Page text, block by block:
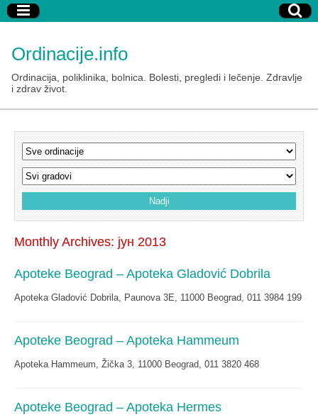
Ordinacije.info
Ordinacija, poliklinika, bolnica. Bolesti, pregledi i lečenje. Zdravlje
i zdrav život.
Monthly Archives: јун 2013
Apoteke Beograd – Apoteka Gladović Dobrila
Apoteka Gladović Dobrila, Paunova 3E, 11000 Beograd, 011 3984 199
Apoteke Beograd – Apoteka Hammeum
Apoteka Hammeum, Žička 3, 11000 Beograd, 011 3820 468
Apoteke Beograd – Apoteka Hermes